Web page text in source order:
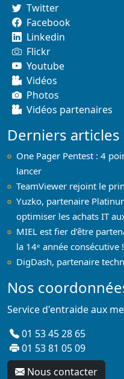
Twitter
Facebook
Linkedin
Flickr
Youtube
Vidéos
Photos
Vidéos partenaires
Derniers articles
One Pager Pentest : 4
lancer
TeamViewer rejoint le
Yuzko, partenaire
optimiser les achats IT
MIEL est fier d’être
la 14ᵉ année consécutive !
DigDash, partenaire
Nos
Service d'entraide aux
01 53 45 28 65
01 53 81 05 09
Nous contacter